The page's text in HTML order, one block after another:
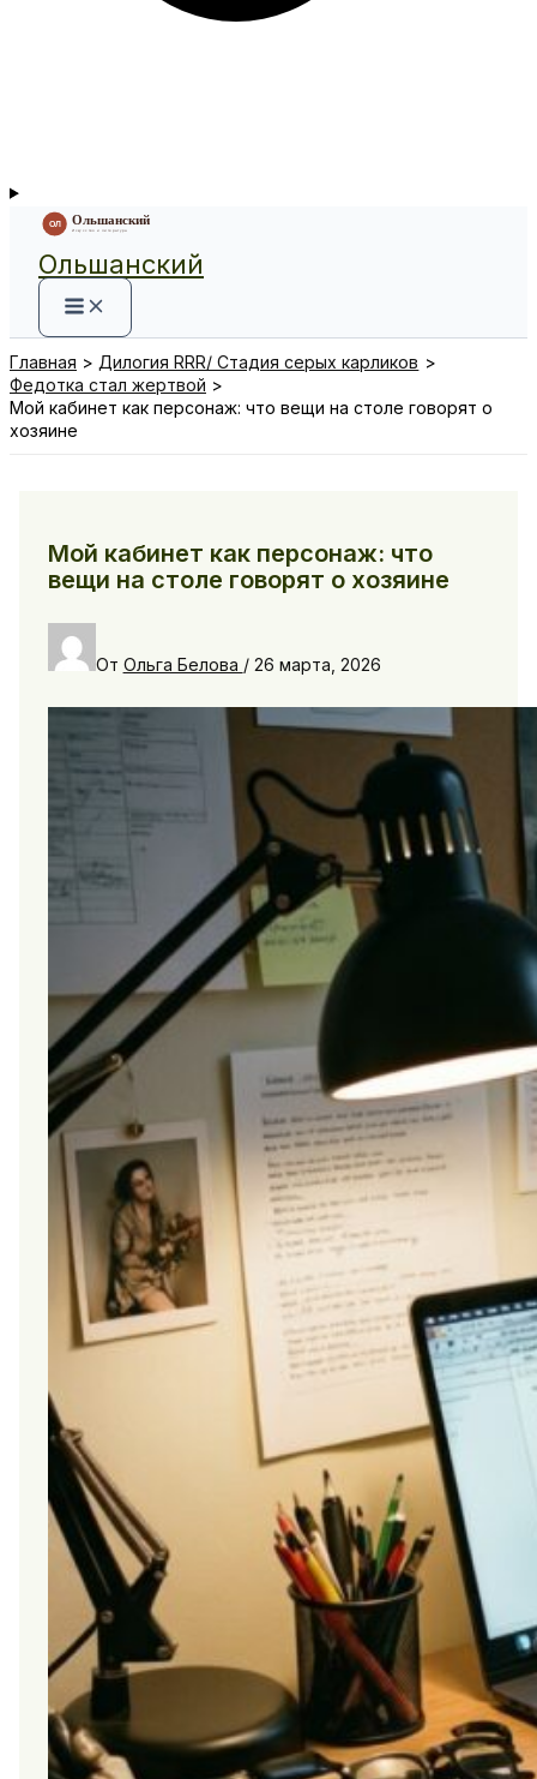
Ольшанский
Главная
Дилогия RRR/ Стадия серых карликов
Федотка стал жертвой
Мой кабинет как персонаж: что вещи на столе говорят о
хозяине
Мой кабинет как персонаж: что
вещи на столе говорят о хозяине
От Ольга Белова / 26 марта, 2026